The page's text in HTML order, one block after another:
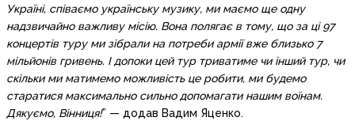
Україні, співаємо українську музику, ми маємо ще одну
надзвичайно важливу місію. Вона полягає в тому, що за ці 97
концертів туру ми зібрали на потреби армії вже близько 7
мільйонів гривень. І допоки цей тур триватиме чи інший тур, чи
скільки ми матимемо можливість це робити, ми будемо
старатися максимально сильно допомагати нашим воїнам.
Дякуємо, Вінниця!” — додав Вадим Яценко.